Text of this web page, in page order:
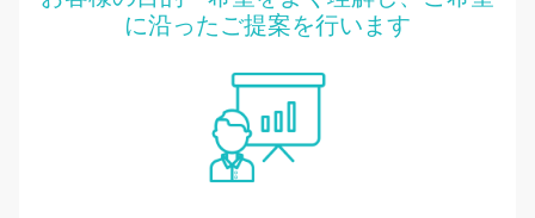
に沿ったご提案を行います